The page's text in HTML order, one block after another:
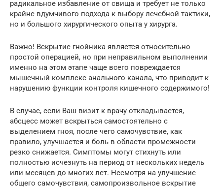
радикальное избавление от свища и требует не только
крайне вдумчивого подхода к выбору лечебной тактики,
но и большого хирургического опыта у хирурга.
Важно! Вскрытие гнойника является относительно
простой операцией, но при неправильном выполнении
именно на этом этапе чаще всего повреждается
мышечный комплекс анального канала, что приводит к
нарушению функции контроля кишечного содержимого!
В случае, если Ваш визит к врачу откладывается,
абсцесс может вскрыться самостоятельно с
выделением гноя, после чего самочувствие, как
правило, улучшается и боль в области промежности
резко снижается. Симптомы могут стихнуть или
полностью исчезнуть на период от нескольких недель
или месяцев до многих лет. Несмотря на улучшение
общего самочувствия, самопроизвольное вскрытие